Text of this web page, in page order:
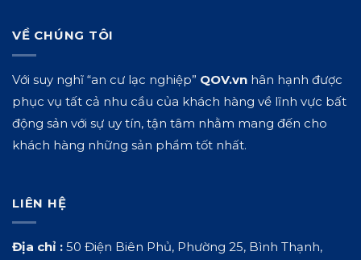
VỀ CHÚNG TÔI
Với suy nghĩ “an cư lạc nghiệp” QOV.vn hân hạnh được
phục vụ tất cả nhu cầu của khách hàng về lĩnh vực bất
động sản với sự uy tín, tận tâm nhằm mang đến cho
khách hàng những sản phẩm tốt nhất.
LIÊN HỆ
Địa chỉ : 50 Điện Biên Phủ, Phường 25, Bình Thạnh,